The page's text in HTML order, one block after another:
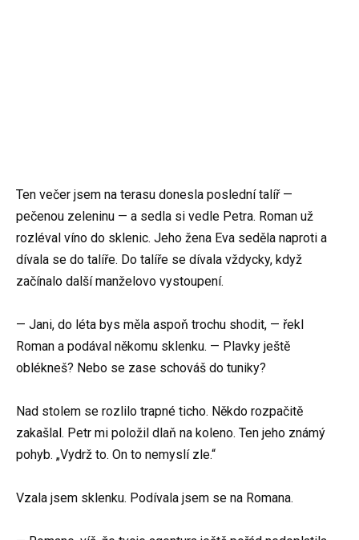
Ten večer jsem na terasu donesla poslední talíř —
pečenou zeleninu — a sedla si vedle Petra. Roman už
rozléval víno do sklenic. Jeho žena Eva seděla naproti a
dívala se do talíře. Do talíře se dívala vždycky, když
začínalo další manželovo vystoupení.
— Jani, do léta bys měla aspoň trochu shodit, — řekl
Roman a podával někomu sklenku. — Plavky ještě
oblékneš? Nebo se zase schováš do tuniky?
Nad stolem se rozlilo trapné ticho. Někdo rozpačitě
zakašlal. Petr mi položil dlaň na koleno. Ten jeho známý
pohyb. „Vydrž to. On to nemyslí zle.“
Vzala jsem sklenku. Podívala jsem se na Romana.